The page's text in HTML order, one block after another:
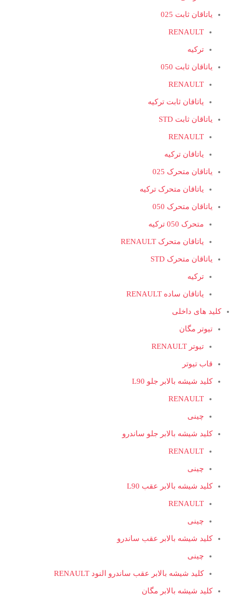
یاتاقان ثابت 025
RENAULT
ترکیه
یاتاقان ثابت 050
RENAULT
یاتاقان ثابت ترکیه
یاتاقان ثابت STD
RENAULT
یاتاقان ترکیه
یاتاقان متحرک 025
یاتاقان متحرک ترکیه
یاتاقان متحرک 050
متحرک 050 ترکیه
یاتاقان متحرک RENAULT
یاتاقان متحرک STD
ترکیه
یاتاقان ساده RENAULT
کلید های داخلی
تیوتر مگان
تیوتر RENAULT
قاب تیوتر
کلید شیشه بالابر جلو L90
RENAULT
چینی
کلید شیشه بالابر جلو ساندرو
RENAULT
چینی
کلید شیشه بالابر عقب L90
RENAULT
چینی
کلید شیشه بالابر عقب ساندرو
چینی
کلید شیشه بالابر عقب ساندرو النود RENAULT
کلید شیشه بالابر مگان